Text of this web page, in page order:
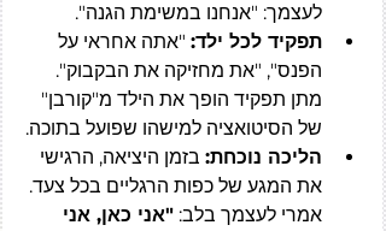
לעצמך: "אנחנו במשימת הגנה".
תפקיד לכל ילד: "אתה אחראי על
הפנס", "את מחזיקה את הבקבוק".
מתן תפקיד הופך את הילד מ"קורבן"
של הסיטואציה למישהו שפועל בתוכה.
הליכה נוכחת: בזמן היציאה, הרגישי
את המגע של כפות הרגליים בכל צעד.
אמרי לעצמך בלב: "אני כאן, אני